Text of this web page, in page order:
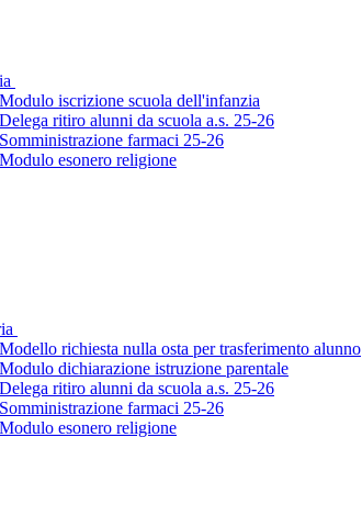
Modulo iscrizione scuola dell'infanzia
Delega ritiro alunni da scuola a.s. 25-26
Somministrazione farmaci 25-26
Modulo esonero religione
Modello richiesta nulla osta per trasferimento alunno
Modulo dichiarazione istruzione parentale
Delega ritiro alunni da scuola a.s. 25-26
Somministrazione farmaci 25-26
Modulo esonero religione